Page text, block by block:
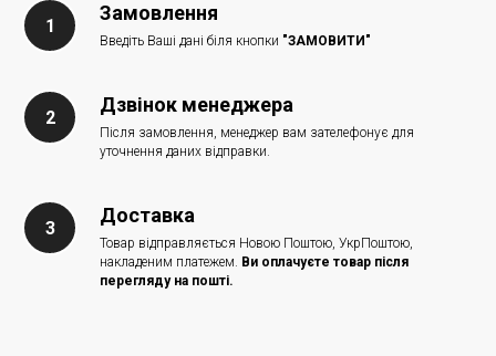
Замовлення
Введіть Ваші дані біля кнопки "ЗАМОВИТИ"
Дзвінок менеджера
Після замовлення, менеджер вам зателефонує для
уточнення даних відправки.
Доставка
Товар відправляється Новою Поштою, УкрПоштою,
накладеним платежем. Ви оплачуєте товар після
перегляду на пошті.